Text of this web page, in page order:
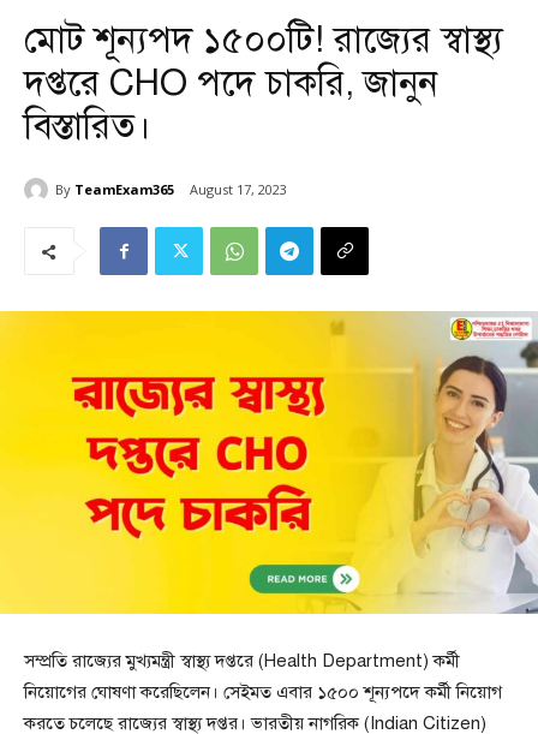
মোট শূন্যপদ ১৫০০টি! রাজ্যের স্বাস্থ্য
দপ্তরে CHO পদে চাকরি, জানুন
বিস্তারিত।
By TeamExam365 August 17, 2023
সম্প্রতি রাজ্যের মুখ্যমন্ত্রী স্বাস্থ্য দপ্তরে (Health Department) কর্মী
নিয়োগের ঘোষণা করেছিলেন। সেইমত এবার ১৫০০ শূন্যপদে কর্মী নিয়োগ
করতে চলেছে রাজ্যের স্বাস্থ্য দপ্তর। ভারতীয় নাগরিক (Indian Citizen)